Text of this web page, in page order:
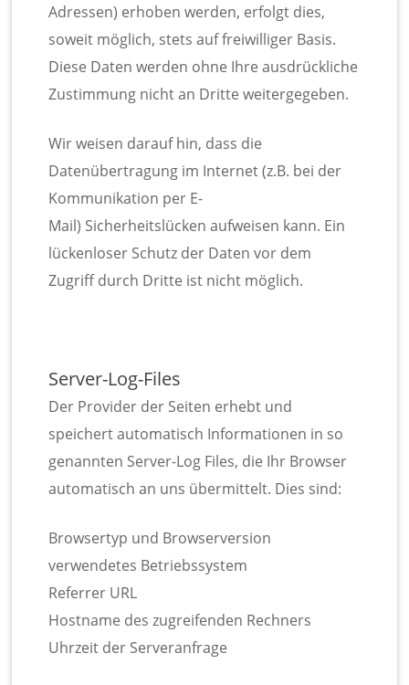
Adressen) erhoben werden, erfolgt dies,
soweit möglich, stets auf freiwilliger Basis.
Diese Daten werden ohne Ihre ausdrückliche
Zustimmung nicht an Dritte weitergegeben.
Wir weisen darauf hin, dass die
Datenübertragung im Internet (z.B. bei der
Kommunikation per E-
Mail) Sicherheitslücken aufweisen kann. Ein
lückenloser Schutz der Daten vor dem
Zugriff durch Dritte ist nicht möglich.
Server-Log-Files
Der Provider der Seiten erhebt und
speichert automatisch Informationen in so
genannten Server-Log Files, die Ihr Browser
automatisch an uns übermittelt. Dies sind:
Browsertyp und Browserversion
verwendetes Betriebssystem
Referrer URL
Hostname des zugreifenden Rechners
Uhrzeit der Serveranfrage